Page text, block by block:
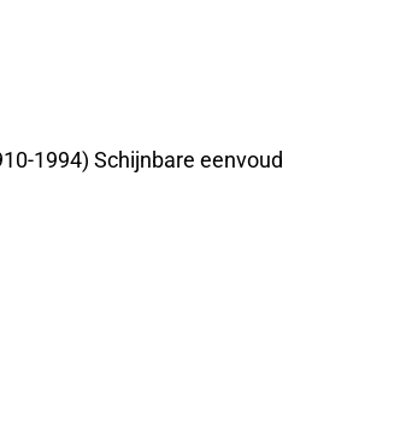
1994) Schijnbare eenvoud